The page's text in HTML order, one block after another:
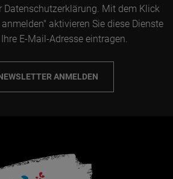
Datenschutzerklärung. Mit dem Klick
aktivieren Sie diese Dienste
E-Mail-Adresse eintragen.
ANMELDEN